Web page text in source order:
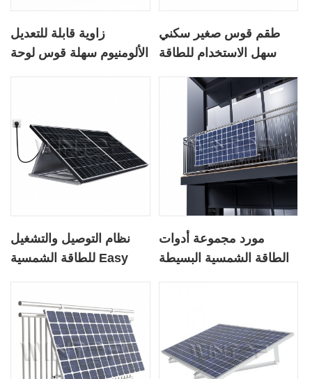
زاوية قابلة للتعديل
الألومنيوم سهلة قوس لوحة
طقم قوس صغير سكني
سهل الاستخدام للطاقة
نظام التوصيل والتشغيل
للطاقة الشمسية Easy
مورد مجموعة أدوات
الطاقة الشمسية البسيطة